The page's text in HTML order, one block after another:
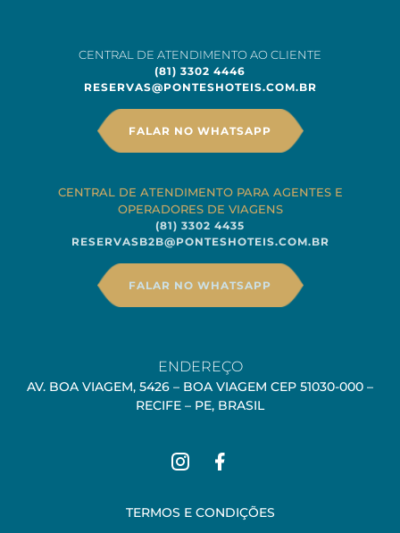
CENTRAL DE ATENDIMENTO AO CLIENTE
(81) 3302 4446
RESERVAS@PONTESHOTEIS.COM.BR
FALAR NO WHATSAPP
CENTRAL DE ATENDIMENTO PARA AGENTES E
OPERADORES DE VIAGENS
(81) 3302 4435
RESERVASB2B@PONTESHOTEIS.COM.BR
FALAR NO WHATSAPP
ENDEREÇO
AV. BOA VIAGEM, 5426 – BOA VIAGEM CEP 51030-000 –
RECIFE – PE, BRASIL
TERMOS E CONDIÇÕES